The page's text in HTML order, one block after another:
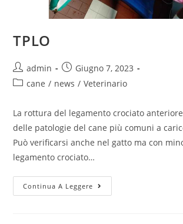
TPLO
admin
Giugno 7, 2023
cane / news / Veterinario
La rottura del legamento crociato anteriore
delle patologie del cane più comuni a
Può verificarsi anche nel gatto ma con
legamento crociato…
Continua A Leggere